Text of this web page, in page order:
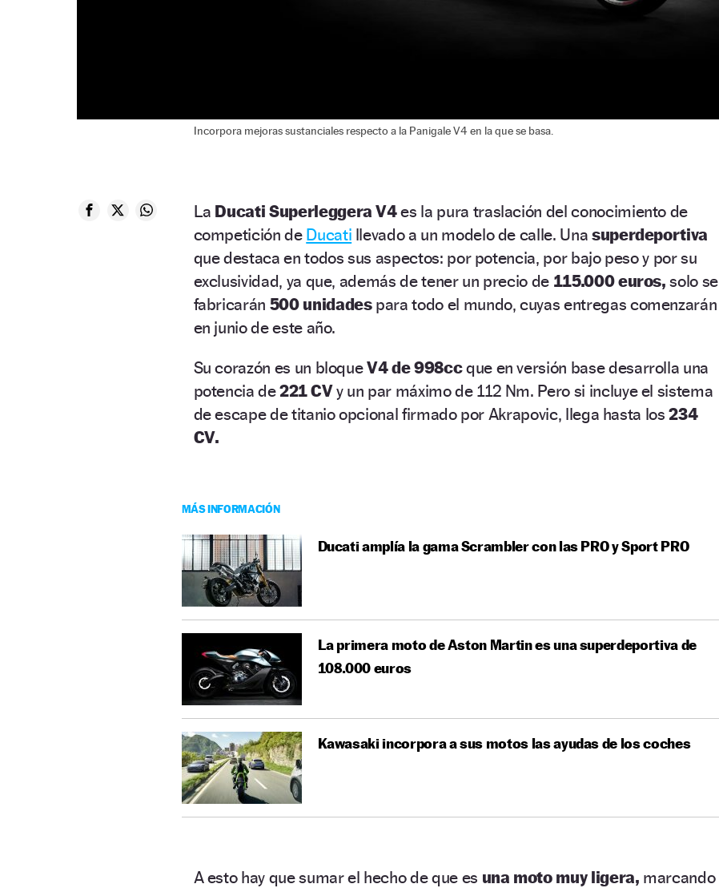
Incorpora mejoras sustanciales respecto a la Panigale V4 en la que se basa.
La Ducati Superleggera V4es la pura traslación del conocimiento de
competición de Ducati llevado a un modelo de calle. Una superdeportiva
que destaca en todos sus aspectos: por potencia, por bajo peso y por su
exclusividad, ya que, además de tener un precio de 115.000 euros, solo se
fabricarán 500 unidadespara todo el mundo, cuyas entregas comenzarán
en junio de este año.
Su corazón es un bloqueV4 de 998ccque en versión base desarrolla una
potencia de221 CVy un par máximo de 112 Nm. Pero si incluye el sistema
de escape de titanio opcional firmado por Akrapovic, llega hasta los234
CV.
MÁS INFORMACIÓN
Ducati amplía la gama Scrambler con las PRO y Sport PRO
La primera moto de Aston Martin es una superdeportiva de
108.000 euros
Kawasaki incorpora a sus motos las ayudas de los coches
A esto hay que sumar el hecho de que es una moto muy ligera, marcando